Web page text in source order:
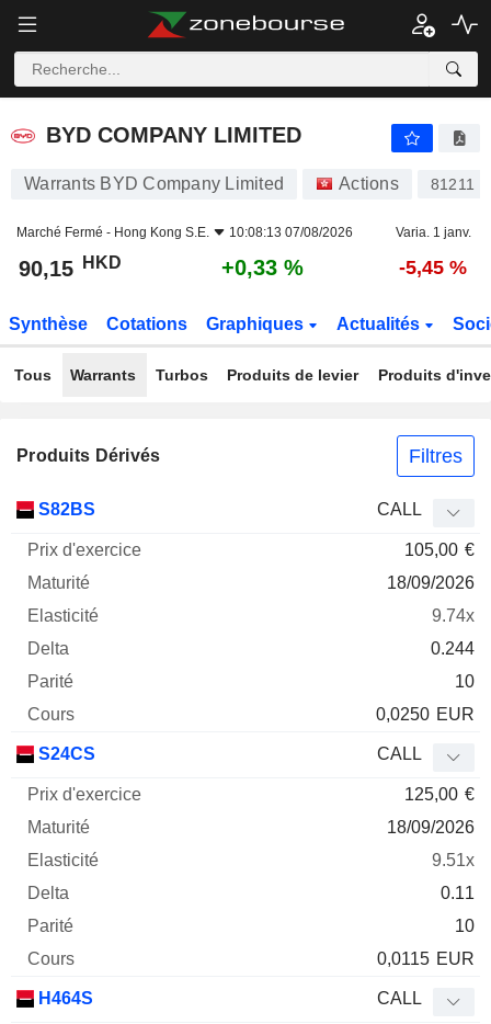
BYD COMPANY LIMITED
BYD COMPANY LIMITED
Warrants BYD Company Limited Actions 81211
Marché Fermé - Hong Kong S.E. 10:08:13 07/08/2026 Varia. 1 janv.
90,15 HKD +0,33 % -5,45 %
Synthèse Cotations Graphiques Actualités
Tous Warrants Turbos Produits de levier Produits
Produits Dérivés Filtres
Mnemo Type
Parité
S82BS CALL
105,00 €
18/09/2026
9.74x
0.244
10
0,0250 EUR
S24CS CALL
125,00 €
18/09/2026
9.51x
0.11
10
0,0115 EUR
H464S CALL